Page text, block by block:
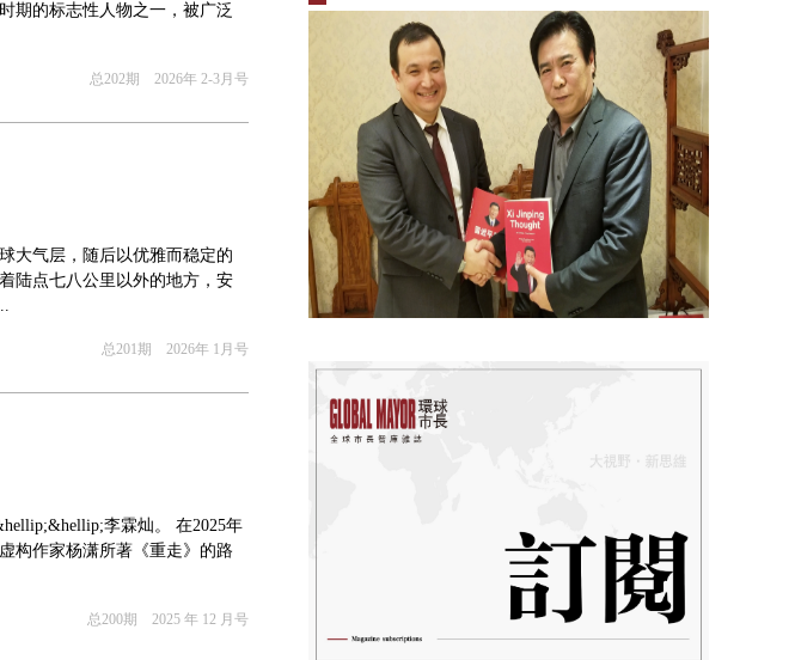
期的标志性人物之一，被广泛
总202期 2026年 2-3月号
大气层，随后以优雅而稳定的
陆点七八公里以外的地方，安
总201期 2026年 1月号
李霖灿。 在2025年
构作家杨潇所著《重走》的路
总200期 2025 年 12 月号